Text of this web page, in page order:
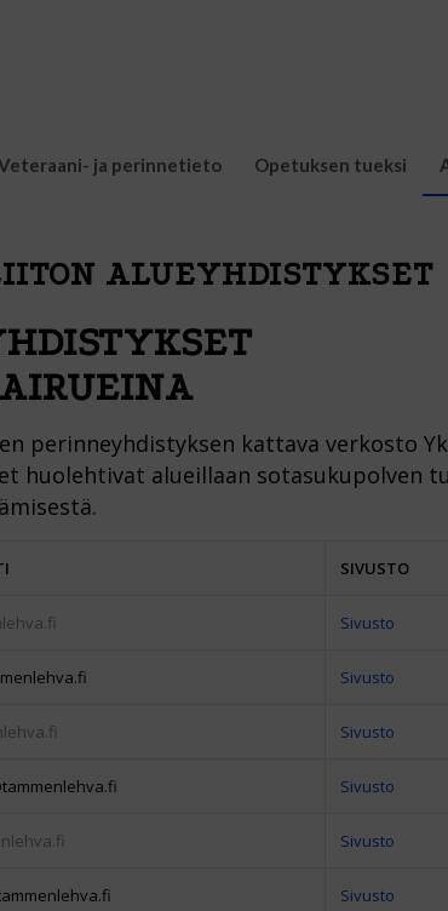
ja perinnetieto Opetuksen tueksi
ALUEYHDISTYKSET
perinneyhdistyksen kattava verkosto
huolehtivat alueillaan sotasukupolven
SIVUSTO
Sivusto
Sivusto
Sivusto
Sivusto
Sivusto
Sivusto